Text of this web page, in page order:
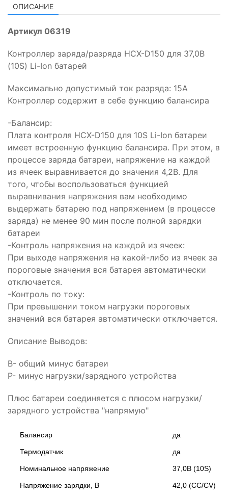
ОПИСАНИЕ
Артикул 06319
Контроллер заряда/разряда HCX-D150 для 37,0В
(10S) Li-Ion батарей
Максимально допустимый ток разряда: 15А
Контроллер содержит в себе функцию балансира
-Балансир:
Плата контроля HCX-D150 для 10S Li-Ion батареи
имеет встроенную функцию балансира. При этом, в
процессе заряда батареи, напряжение на каждой
из ячеек выравнивается до значения 4,2В. Для
того, чтобы воспользоваться функцией
выравнивания напряжения вам необходимо
выдержать батарею под напряжением (в процессе
заряда) не менее 90 мин после полной зарядки
батареи
-Контроль напряжения на каждой из ячеек:
При выходе напряжения на какой-либо из ячеек за
пороговые значения вся батарея автоматически
отключается.
-Контроль по току:
При превышении током нагрузки пороговых
значений вся батарея автоматически отключается.
Описание Выводов:
B- общий минус батареи
P- минус нагрузки/зарядного устройства
Плюс батареи соединяется с плюсом нагрузки/
зарядного устройства "напрямую"
Балансир да
Термодатчик да
Номинальное напряжение 37,0В (10S)
Напряжение зарядки, В 42,0 (CC/CV)
переразряда, мс
Напряжение сброса защиты, В
Время срабатывания защиты по
Сброс защиты по току
Отключение
нагрузки
Защита от короткого замыкания
Время срабатывания защиты от "КЗ",
мкс
200 -500
Сброс защиты от "КЗ"
Отключение
нагрузки
Температура эксплуатации, °С
-40 ... +85
Температура хранения, °С
-40 ... +60
Размеры, мм
Вес, г
46,3
Гарантия
б/г